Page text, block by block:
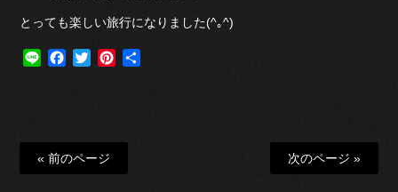
とっても楽しい旅行になりました(^｡^)
Line Facebook
TwitterPinterest
« 前のページ 次のページ »